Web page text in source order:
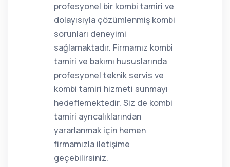
profesyonel bir kombi tamiri ve
dolayısıyla çözümlenmiş kombi
sorunları deneyimi
sağlamaktadır. Firmamız kombi
tamiri ve bakımı hususlarında
profesyonel teknik servis ve
kombi tamiri hizmeti sunmayı
hedeflemektedir. Siz de kombi
tamiri ayrıcalıklarından
yararlanmak için hemen
firmamızla iletişime
geçebilirsiniz.